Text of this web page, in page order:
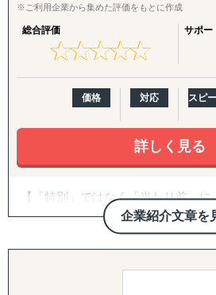
す。
ありがたいことに、これまでたくさ
ていただきましたが、相談いただ
「どの国・地域に参入すべきかわか
「進出に踏み切れる客観的データが
「海外進出がはじめてだから落とし
る」
などいったお悩みを抱えています。
業のご担当者は、ぜひ一度、アク
東南アジアや中国、韓国、インド
いった幅広い国・地域での調査実績
特化している弊社が、貴社の海外
走支援させていただきます。
※ご利用企業から集めた評価をもとに作成
総合評価
★★★★★
★★★★★
サポー
価格 対応 スピ
詳しく見る
企業紹介文章を
【「特別」ではなく「当たり前」
ぐ、伴走型の海外進出支援】
株式会社グロスペリティは、**「海
別"ではなく"当たり前"にする」**こ